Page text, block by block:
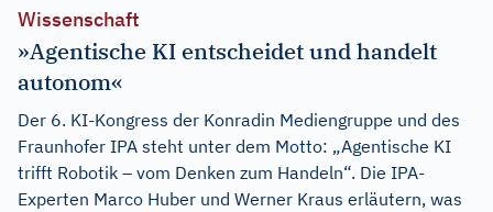
Wissenschaft
»Agentische KI entscheidet und handelt
autonom«
Der 6. KI-Kongress der Konradin Mediengruppe und des
Fraunhofer IPA steht unter dem Motto: „Agentische KI
trifft Robotik – vom Denken zum Handeln“. Die IPA-
Experten Marco Huber und Werner Kraus erläutern, was